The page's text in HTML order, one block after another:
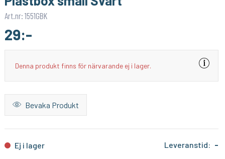
Art.nr: 1551GBK
29:-
Denna produkt finns för närvarande ej i lager.
Bevaka Produkt
Ej i lager Leveranstid: -